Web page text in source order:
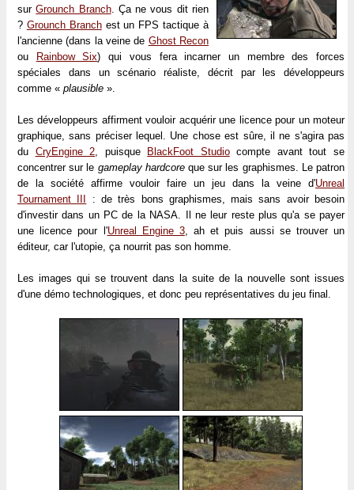
surGrounch Branch. Ça ne vous dit rien
? Grounch Branchest un FPS tactique à
l'ancienne (dans la veine de Ghost Recon
ou
Rainbow Six) qui vous fera incarner un membre des forces
spéciales dans un scénario réaliste, décrit par les développeurs
comme « plausible ».
Les développeurs affirment vouloir acquérir une licence pour un moteur
graphique, sans préciser lequel. Une chose est sûre, il ne s'agira pas
du CryEngine 2, puisque BlackFoot Studiocompte avant tout se
concentrer sur le gameplay hardcoreque sur les graphismes. Le patron
de la société affirme vouloir faire un jeu dans la veine d'Unreal
Tournament III
: de très bons graphismes, mais sans avoir besoin
d'investir dans un PC de la NASA. Il ne leur reste plus qu'a se payer
une licence pour l'Unreal Engine 3, ah et puis aussi se trouver un
éditeur, car l'utopie, ça nourrit pas son homme.
Les images qui se trouvent dans la suite de la nouvelle sont issues
d'une démo technologiques, et donc peu représentatives du jeu final.